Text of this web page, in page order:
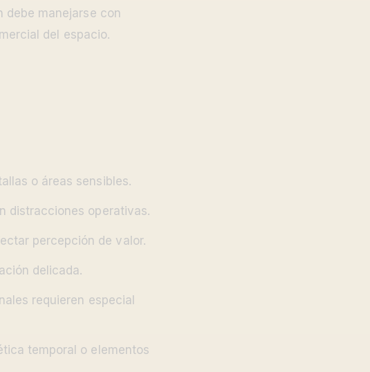
debe manejarse con
del espacio.
o áreas sensibles.
distracciones operativas.
percepción de valor.
delicada.
requieren especial
temporal o elementos